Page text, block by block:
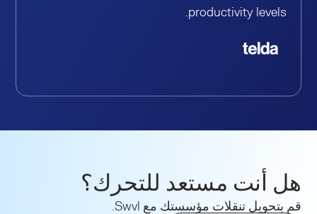
productivity levels.
هل أنت مستعد للتحرك؟
قم بتحويل تنقلات مؤسستك مع Swvl.